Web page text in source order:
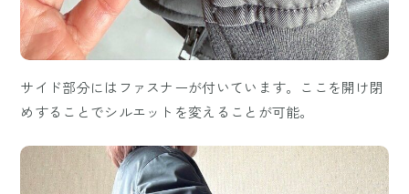
サイド部分にはファスナーが付いています。ここを開け閉
めすることでシルエットを変えることが可能。